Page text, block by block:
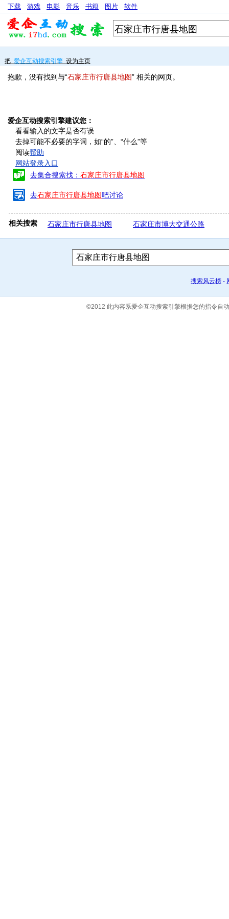
下载 游戏 电影 音乐 书籍 图片 软件
把 爱企互动搜索引擎 设为主页
抱歉，没有找到与“石家庄市行唐县地图” 相关的网页。
爱企互动搜索引擎建议您：
看看输入的文字是否有误
去掉可能不必要的字词，如“的”、“什么”等
阅读帮助
网站登录入口
去集合搜索找： 石家庄市行唐县地图
去石家庄市行唐县地图吧讨论
相关搜索 石家庄市行唐县地图 石家庄市博大交通公路
搜索风云榜 -
©2012 此内容系爱企互动搜索引擎根据您的指令自